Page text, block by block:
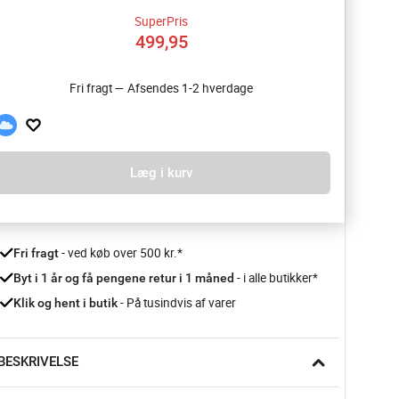
SuperPris
499,95
Fri fragt — Afsendes 1-2 hverdage
Læg i kurv
Fri fragt - ved køb over 500 kr.*
Byt i 1 år og få pengene retur i 1 måned - i alle butikker*
Klik og hent i butik - På tusindvis af varer